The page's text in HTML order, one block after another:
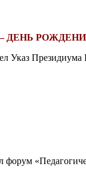
ДЕНЬ
Указ
форум